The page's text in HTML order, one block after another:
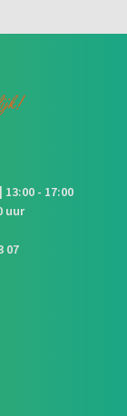
13:00 - 17:00
uur
07